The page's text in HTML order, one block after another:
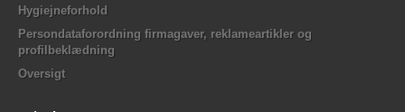
Hygiejneforhold
Persondataforordning firmagaver, reklameartikler og
profilbeklædning
Oversigt